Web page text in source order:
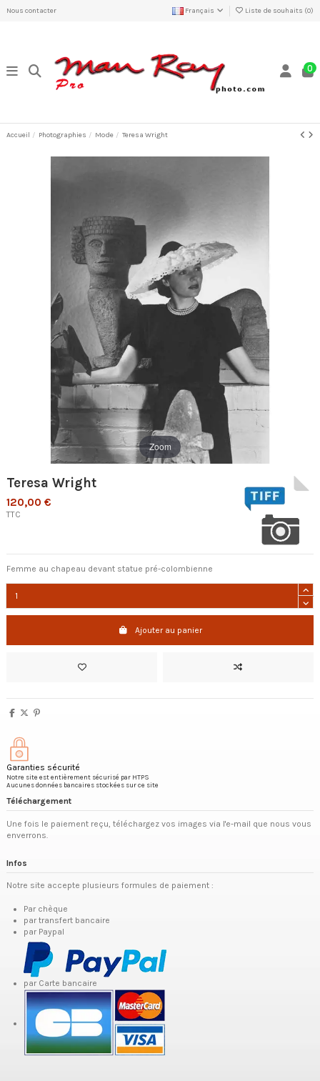
Nous contacter Français Liste de souhaits (0)
0
Accueil Photographies Mode Teresa Wright
Zoom
Teresa Wright
120,00 €
TTC
Femme au chapeau devant statue pré-colombienne
Ajouter au panier
Garanties sécurité
Notre site est entièrement sécurisé par HTPS
Aucunes données bancaires stockées sur ce site
Téléchargement
Une fois le paiement reçu, téléchargez vos images via l'e-mail que nous vous
enverrons.
Infos
Notre site accepte plusieurs formules de paiement :
Par chèque
par transfert bancaire
par Paypal
par Carte bancaire